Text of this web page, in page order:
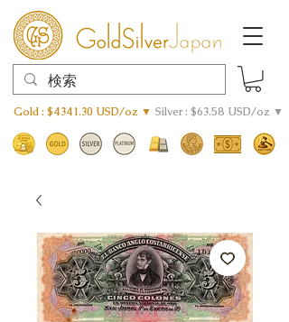
Gold : $4341.30 USD/oz ▼ Silver : $63.58 USD/oz ▼